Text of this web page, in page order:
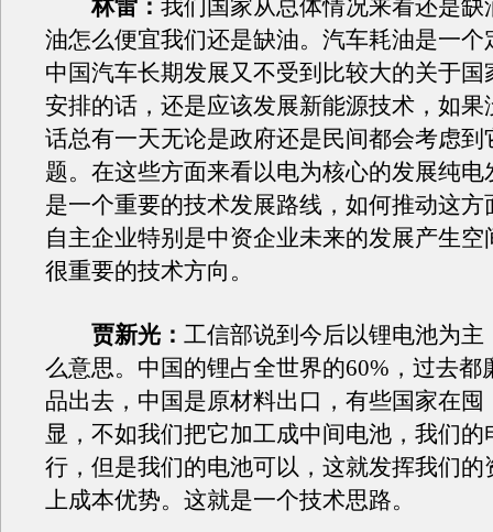
林雷： 我们国家从总体情况来看还是缺
油怎么便宜我们还是缺油。汽车耗油是一个
中国汽车长期发展又不受到比较大的关于国
安排的话，还是应该发展新能源技术，如果
话总有一天无论是政府还是民间都会考虑到
题。在这些方面来看以电为核心的发展纯电
是一个重要的技术发展路线，如何推动这方
自主企业特别是中资企业未来的发展产生空
很重要的技术方向。
贾新光： 工信部说到今后以锂电池为主
么意思。中国的锂占全世界的60%，过去都
品出去，中国是原材料出口，有些国家在囤
显，不如我们把它加工成中间电池，我们的
行，但是我们的电池可以，这就发挥我们的
上成本优势。这就是一个技术思路。